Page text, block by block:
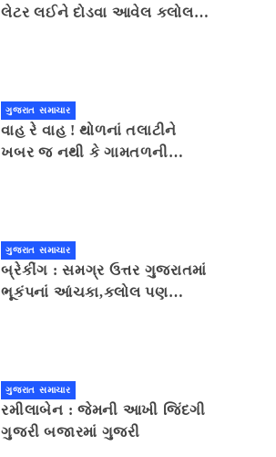
લેટર લઈને દોડવા આવેલ કલોલનો
ગુજરાત સમાચાર
વાહ રે વાહ ! થોળનાં તલાટીને
ખબર જ નથી કે ગામતળની
ગુજરાત સમાચાર
બ્રેકીંગ : સમગ્ર ઉત્તર ગુજરાતમાં
ભૂકંપનાં આંચકા,કલોલ પણ
ગુજરાત સમાચાર
રમીલાબેન : જેમની આખી જિંદગી
ગુજરી બજારમાં ગુજરી